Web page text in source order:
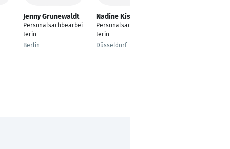
Jenny Grunewaldt
Personalsachbearbei
terin
Berlin
Nadine Kistler
Personalsachbearbei
terin
Düsseldorf